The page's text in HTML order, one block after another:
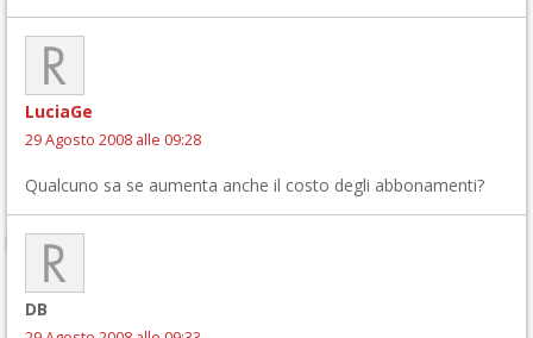
LuciaGe
29 Agosto 2008 alle 09:28
Qualcuno sa se aumenta anche il costo degli abbonamenti?
DB